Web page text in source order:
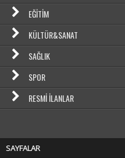
EĞITIM
KÜLTÜR&SANAT
SAĞLIK
SPOR
RESMI İLANLAR
SAYFALAR